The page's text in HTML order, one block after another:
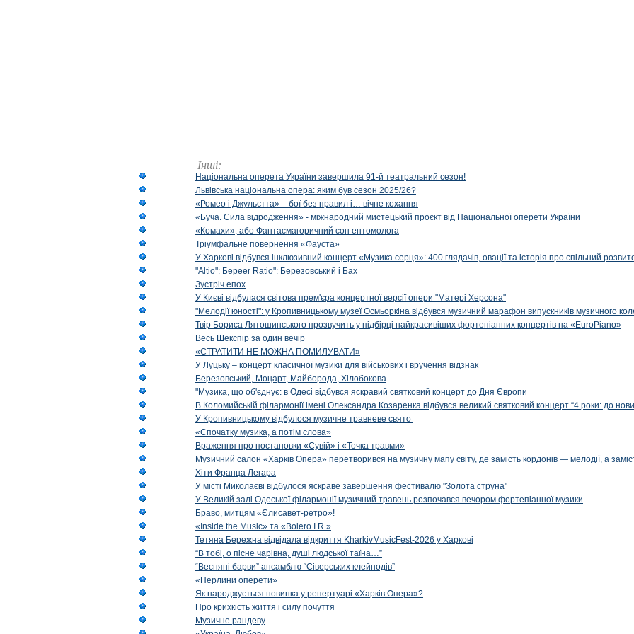
Інші:
Національна оперета України завершила 91-й театральний сезон!
Львівська національна опера: яким був сезон 2025/26?
«Ромео і Джульєтта» – бої без правил і… вічне кохання
«Буча. Сила відродження» - міжнародний мистецький проєкт від Національної оперети України
«Комахи», або Фантасмагоричний сон ентомолога
Тріумфальне повернення «Фауста»
У Харкові відбувся інклюзивний концерт «Музика серця»: 400 глядачів, овації та історія про спільний
"Altio": Береer Ratio": Березовський і Бах
Зустріч епох
У Києві відбулася світова прем'єра концертної версії опери "Матері Херсона"
"Мелодії юності": у Кропивницькому музеї Осмьоркіна відбувся музичний марафон випускників музичного
Твір Бориса Лятошинського прозвучить у підбірці найкрасивіших фортепіанних концертів на «EuroPiano»
Весь Шекспір за один вечір
«СТРАТИТИ НЕ МОЖНА ПОМИЛУВАТИ»
У Луцьку – концерт класичної музики для військових і вручення відзнак
Березовський, Моцарт, Майборода, Хілобокова
"Музика, що об'єднує: в Одесі відбувся яскравий святковий концерт до Дня Європи
В Коломийській філармонії імені Олександра Козаренка відбувся великий святковий концерт “4 роки: до
У Кропивницькому відбулося музичне травневе свято
«Спочатку музика, а потім слова»
Враження про постановки «Сувій» і «Точка травми»
Музичний салон «Харків Опера» перетворився на музичну мапу світу, де замість кордонів — мелодії, а
Хіти Франца Легара
У місті Миколаєві відбулося яскраве завершення фестивалю "Золота струна"
У Великій залі Одеської філармонії музичний травень розпочався вечором фортепіанної музики
Браво, митцям «Єлисавет-ретро»!
«Inside the Music» та «Bolero I.R.»
Тетяна Бережна відвідала відкриття KharkivMusicFest-2026 у Харкові
“В тобі, о пісне чарівна, душі людської таїна…”
“Весняні барви” ансамблю “Сіверських клейнодів”
«Перлини оперети»
Як народжується новинка у репертуарі «Харків Опера»?
Про крихкість життя і силу почуття
Музичне рандеву